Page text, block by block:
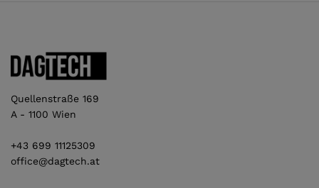
Quellenstraße 169
A - 1100 Wien
+43 699 11125309
office@dagtech.at